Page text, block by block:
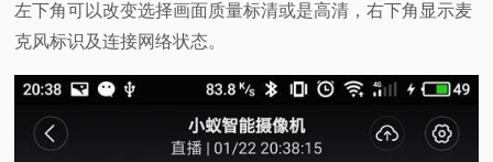
左下角可以改变选择画面质量标清或是高清，右下角显示麦
克风标识及连接网络状态。